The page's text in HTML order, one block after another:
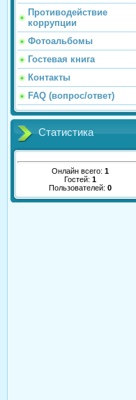
Противодействие
коррупции
Фотоальбомы
Гостевая книга
Контакты
FAQ (вопрос/ответ)
Статистика
Онлайн всего: 1
Гостей: 1
Пользователей: 0